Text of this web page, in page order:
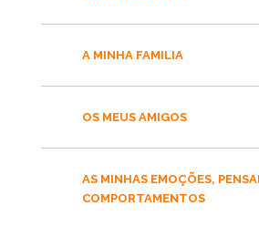
A MINHA FAMILIA
OS MEUS AMIGOS
AS MINHAS EMOÇÕES,
COMPORTAMENTOS